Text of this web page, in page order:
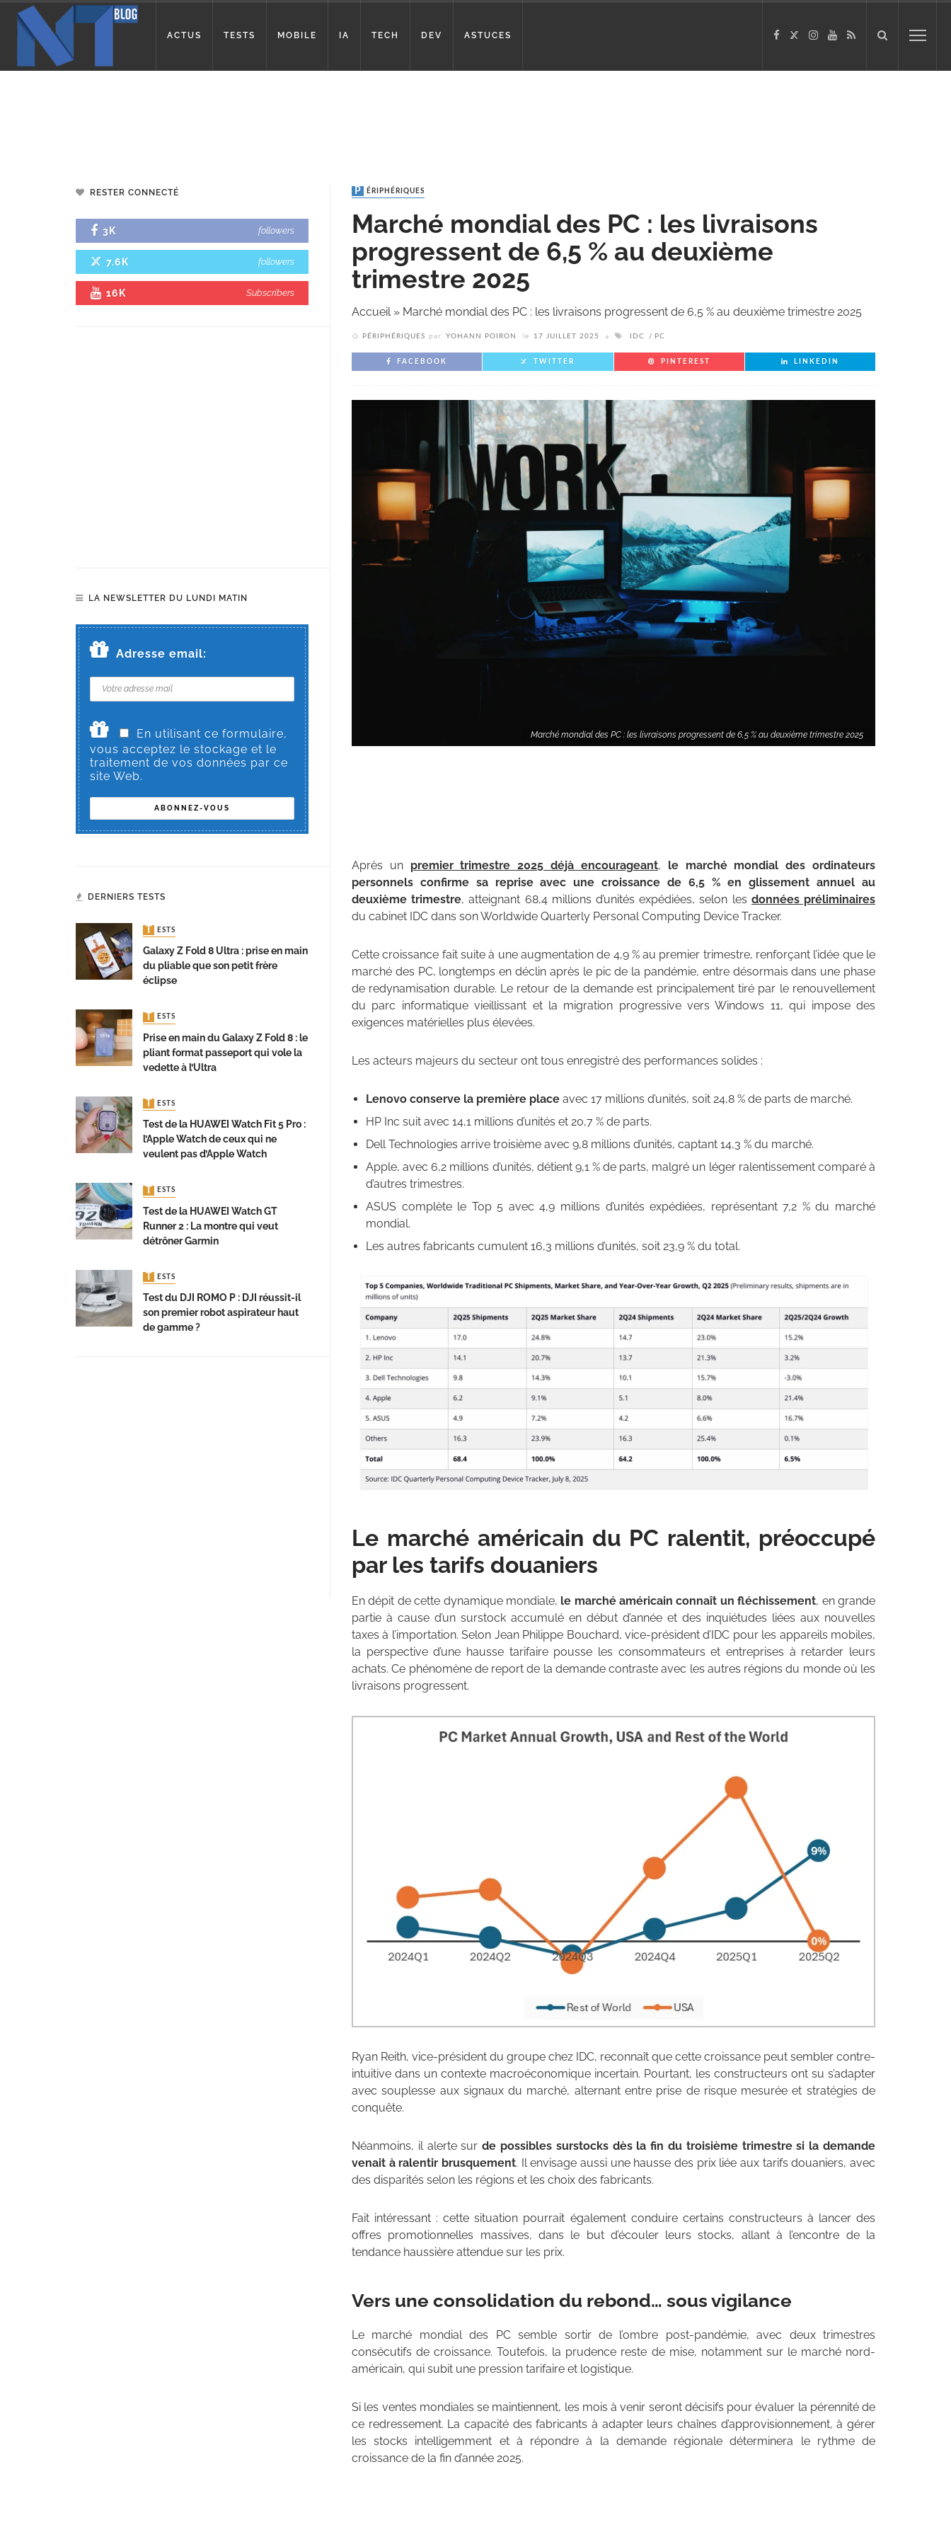
ACTUS TESTS MOBILE IA TECH DEV ASTUCES
PÉRIPHÉRIQUES
Marché mondial des PC : les livraisons
progressent de 6,5 % au deuxième
trimestre 2025
Accueil» Marché mondial des PC : les livraisons progressent de 6,5 % au deuxième trimestre 2025
PÉRIPHÉRIQUES par YOHANN POIRON le 17 JUILLET 2025 IDC PC
FACEBOOK TWITTER PINTEREST LINKEDIN
Marché mondial des PC : les livraisons progressent de 6,5 % au deuxième trimestre 2025
Après un premier trimestre 2025 déjà encourageant, le marché mondial des ordinateurs
personnels confirme sa reprise avec une croissance de 6,5 % en glissement annuel au
deuxième trimestre, atteignant 68,4 millions d’unités expédiées, selon les données préliminaires
du cabinet IDC dans son Worldwide Quarterly Personal Computing Device Tracker.
Cette croissance fait suite à une augmentation de 4,9 % au premier trimestre, renforçant l’idée que le
marché des PC, longtemps en déclin après le pic de la pandémie, entre désormais dans une phase
de redynamisation durable. Le retour de la demande est principalement tiré par le renouvellement
du parc informatique vieillissant et la migration progressive vers Windows 11, qui impose des
exigences matérielles plus élevées.
Les acteurs majeurs du secteur ont tous enregistré des performances solides :
Lenovo conserve la première place avec 17 millions d’unités, soit 24,8 % de parts de marché.
HP Inc suit avec 14,1 millions d’unités et 20,7 % de parts.
Dell Technologies arrive troisième avec 9,8 millions d’unités, captant 14,3 % du marché.
Apple, avec 6,2 millions d’unités, détient 9,1 % de parts, malgré un léger ralentissement comparé à
d’autres trimestres.
ASUS complète le Top 5 avec 4,9 millions d’unités expédiées, représentant 7,2 % du marché
mondial.
Les autres fabricants cumulent 16,3 millions d’unités, soit 23,9 % du total.
Le marché américain du PC ralentit, préoccupé
par les tarifs douaniers
En dépit de cette dynamique mondiale, le marché américain connaît un fléchissement, en grande
partie à cause d’un surstock accumulé en début d’année et des inquiétudes liées aux nouvelles
taxes à l’importation. Selon Jean Philippe Bouchard, vice-président d’IDC pour les appareils mobiles,
la perspective d’une hausse tarifaire pousse les consommateurs et entreprises à retarder leurs
achats. Ce phénomène de report de la demande contraste avec les autres régions du monde où les
livraisons progressent.
Ryan Reith, vice-président du groupe chez IDC, reconnaît que cette croissance peut sembler contre-
intuitive dans un contexte macroéconomique incertain. Pourtant, les constructeurs ont su s’adapter
avec souplesse aux signaux du marché, alternant entre prise de risque mesurée et stratégies de
conquête.
Néanmoins, il alerte surde possibles surstocks dès la fin du troisième trimestre si la demande
venait à ralentir brusquement. Il envisage aussi une hausse des prix liée aux tarifs douaniers, avec
des disparités selon les régions et les choix des fabricants.
Fait intéressant : cette situation pourrait également conduire certains constructeurs à lancer des
offres promotionnelles massives, dans le but d’écouler leurs stocks, allant à l’encontre de la
tendance haussière attendue sur les prix.
Vers une consolidation du rebond… sous vigilance
Le marché mondial des PC semble sortir de l’ombre post-pandémie, avec deux trimestres
consécutifs de croissance. Toutefois, la prudence reste de mise, notamment sur le marché nord-
américain, qui subit une pression tarifaire et logistique.
Si les ventes mondiales se maintiennent, les mois à venir seront décisifs pour évaluer la pérennité de
ce redressement. La capacité des fabricants à adapter leurs chaînes d’approvisionnement, à gérer
les stocks intelligemment et à répondre à la demande régionale déterminera le rythme de
croissance de la fin d’année 2025.
RESTER CONNECTÉ
3K followers
7.6K followers
16K Subscribers
LA NEWSLETTER DU LUNDI MATIN
Adresse email:
En utilisant ce formulaire,
vous acceptez le stockage et le
traitement de vos données par ce
site Web.
DERNIERS TESTS
TESTS
Galaxy Z Fold 8 Ultra : prise en main
du pliable que son petit frère
éclipse
TESTS
Prise en main du Galaxy Z Fold 8 : le
pliant format passeport qui vole la
vedette à l’Ultra
TESTS
Test de la HUAWEI Watch Fit 5 Pro :
l’Apple Watch de ceux qui ne
veulent pas d’Apple Watch
TESTS
Test de la HUAWEI Watch GT
Runner 2 : La montre qui veut
détrôner Garmin
TESTS
Test du DJI ROMO P : DJI réussit-il
son premier robot aspirateur haut
de gamme ?